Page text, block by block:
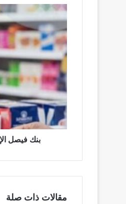
بنك
فيصل
الإسلامي
يعلن
عن
خدمة
للتحويلات
المالية
من
200
دولة
بنك فيصل
مقالات ذات صلة